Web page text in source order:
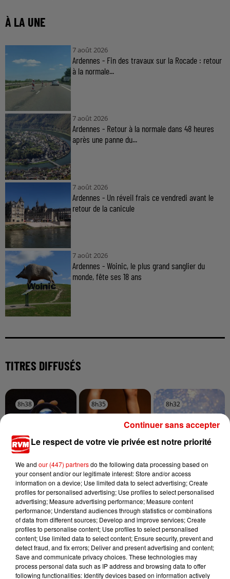
À LA UNE
7 août 2026
Ardennes - Fin des travaux sur la Rocade : retour
à la normale...
7 août 2026
Ardennes - Retour à la normale dans 48 heures
après une panne du...
7 août 2026
Ardennes - Un réveil frais ce vendredi avant le
retour de la canicule
7 août 2026
Ardennes - Woinic, le plus grand sanglier du
monde, fête ses 18 ans
TITRES DIFFUSÉS
8h38
8h38
End Of Beginning
8h35
8h35
HUGEL, IMAEL ANGEL,
ULTRA NATE
Movin' To The Sun
8h32
8h32
ADELE CASTILLON
Ete Avec Toi
Le respect de votre vie privée est notre priorité
We and our (447) partnersdo the following data processing based on
your consent and/or our legitimate interest: Store and/or access
information on a device; Use limited data to select advertising; Create
profiles for personalised advertising; Use profiles to select personalised
advertising; Measure advertising performance; Measure content
performance; Understand audiences through statistics or combinations
of data from different sources; Develop and improve services; Create
profiles to personalise content; Use profiles to select personalised
content; Use limited data to select content; Ensure security, prevent and
detect fraud, and fix errors; Deliver and present advertising and content;
Save and communicate privacy choices. These technologies may
process personal data such as IP address and browsing data to offer
following functionalities: Identify devices based on information actively
Continuer sans accepter